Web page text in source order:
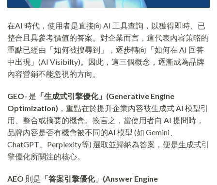
在AI 時代，使用者是直接向 AI 工具查詢，以獲得即時、已
整合且具參考價值的答案。對企業而言，這代表內容策略的
重點已經由「如何被搜尋到」，逐步轉向「如何在 AI 回答
中出現」(AI Visibilty)。因此，這三個概念，逐漸成為品牌
內容營銷不能忽視的方向。
GEO- 是 「生成式引擎優化」(Generative Engine
Optimization) ，重點在於提升企業內容被生成式 AI 模型引
用、整合或摘要的機會。換言之，當使用者向 AI 提問時，
品牌內容是否有機會被不同的AI 模型 (如 Gemini、
ChatGPT、Perplexity等) 選取並歸納為答案，便是生成式引
擎優化所關注的核心。
AEO 則是 「答案引擎優化」(Answer Engine